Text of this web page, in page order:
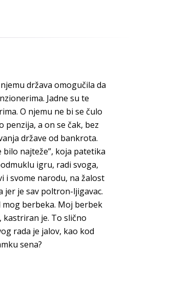
država omogučila da
Jadne su te
O njemu ne bi se čulo
a on se čak, bez
države od bankrota.
najteže”, koja patetika
igru, radi svoga,
i svome narodu, na žalost
jer je sav poltron-ljigavac.
berbeka. Мој berbek
kastriran je. To slično
rada je jalov, kao kod
sena?